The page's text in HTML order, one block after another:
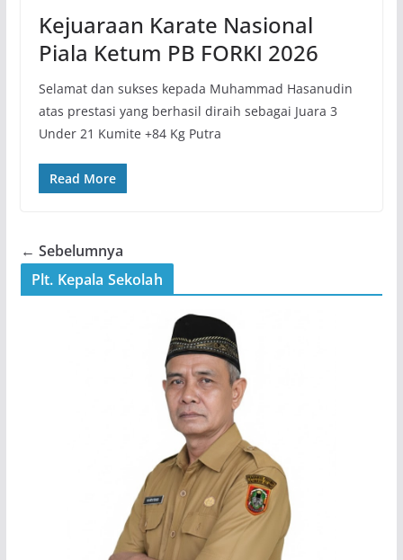
Kejuaraan Karate Nasional
Piala Ketum PB FORKI 2026
Selamat dan sukses kepada Muhammad Hasanudin
atas prestasi yang berhasil diraih sebagai Juara 3
Under 21 Kumite +84 Kg Putra
Read More
← Sebelumnya
Plt. Kepala Sekolah